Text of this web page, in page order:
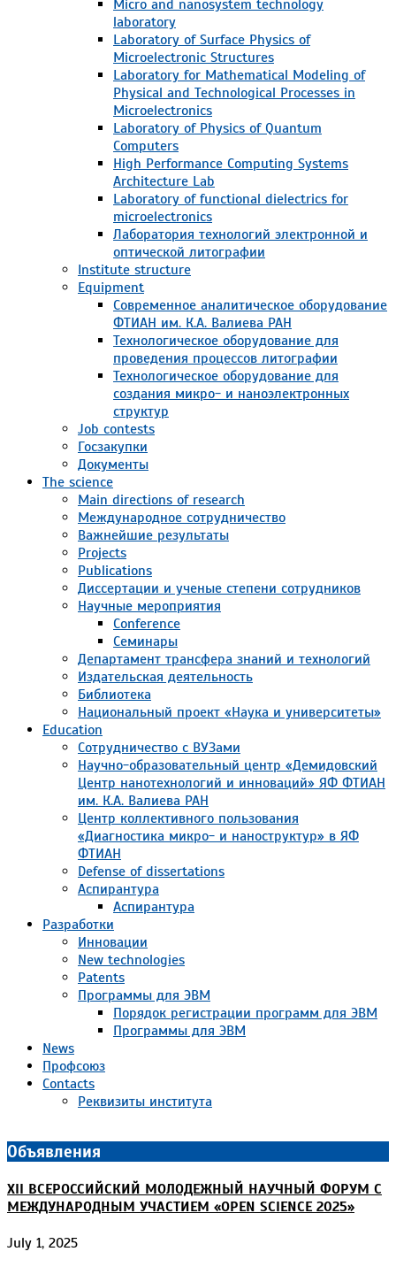
Micro and nanosystem technology
laboratory
Laboratory of Surface Physics of
Microelectronic Structures
Laboratory for Mathematical Modeling of
Physical and Technological Processes in
Microelectronics
Laboratory of Physics of Quantum
Computers
High Performance Computing Systems
Architecture Lab
Laboratory of functional dielectrics for
microelectronics
Лаборатория технологий электронной и
оптической литографии
Institute structure
Equipment
Современное аналитическое оборудование
ФТИАН им. К.А. Валиева РАН
Технологическое оборудование для
проведения процессов литографии
Технологическое оборудование для
создания микро- и наноэлектронных
структур
Job contests
Госзакупки
Документы
The science
Main directions of research
Международное сотрудничество
Важнейшие результаты
Projects
Publications
Диссертации и ученые степени сотрудников
Научные мероприятия
Conference
Семинары
Департамент трансфера знаний и технологий
Издательская деятельность
Библиотека
Национальный проект «Наука и университеты»
Education
Сотрудничество с ВУЗами
Научно-образовательный центр «Демидовский
Центр нанотехнологий и инноваций» ЯФ ФТИАН
им. К.А. Валиева РАН
Центр коллективного пользования
«Диагностика микро- и наноструктур» в ЯФ
ФТИАН
Defense of dissertations
Аспирантура
Аспирантура
Разработки
Инновации
New technologies
Patents
Программы для ЭВМ
Порядок регистрации программ для ЭВМ
Программы для ЭВМ
News
Профсоюз
Contacts
Реквизиты института
Объявления
XII ВСЕРОССИЙСКИЙ МОЛОДЕЖНЫЙ НАУЧНЫЙ ФОРУМ С
МЕЖДУНАРОДНЫМ УЧАСТИЕМ «OPEN SCIENCE 2025»
July 1, 2025